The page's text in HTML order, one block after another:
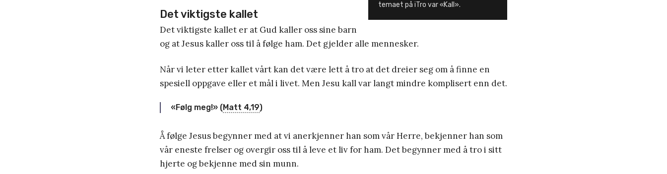
temaet på iTro var «Kall».
Det viktigste kallet
Det viktigste kallet er at Gud kaller oss sine barn
og at Jesus kaller oss til å følge ham. Det gjelder alle mennesker.
Når vi leter etter kallet vårt kan det være lett å tro at det dreier seg om å finne en
spesiell oppgave eller et mål i livet. Men Jesu kall var langt mindre komplisert enn det.
«Følg meg!» (Matt 4,19)
Å følge Jesus begynner med at vi anerkjenner han som vår Herre, bekjenner han som
vår eneste frelser og overgir oss til å leve et liv for ham. Det begynner med å tro i sitt
hjerte og bekjenne med sin munn.